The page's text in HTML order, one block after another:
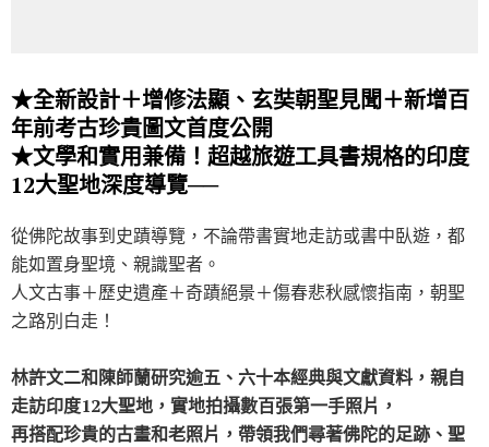
★全新設計＋增修法顯、玄奘朝聖見聞＋新增百
年前考古珍貴圖文首度公開
★文學和實用兼備！超越旅遊工具書規格的印度
12大聖地深度導覽──
從佛陀故事到史蹟導覽，不論帶書實地走訪或書中臥遊，都
能如置身聖境、親識聖者。
人文古事＋歷史遺產＋奇蹟絕景＋傷春悲秋感懷指南，朝聖
之路別白走！
林許文二和陳師蘭研究逾五、六十本經典與文獻資料，親自
走訪印度12大聖地，實地拍攝數百張第一手照片，
再搭配珍貴的古畫和老照片，帶領我們尋著佛陀的足跡、聖